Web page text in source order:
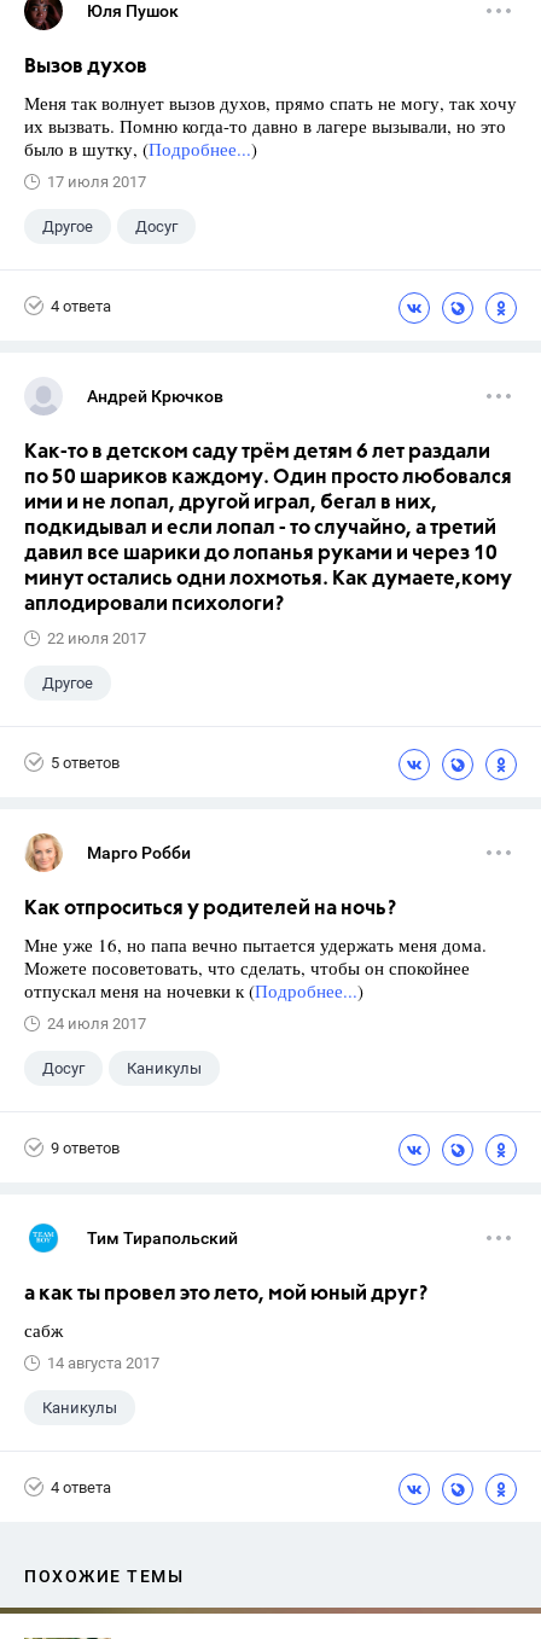
Юля Пушок
Вызов духов
Меня так волнует вызов духов, прямо спать не могу, так хочу
их вызвать. Помню когда-то давно в лагере вызывали, но это
было в шутку, (Подробнее...)
17 июля 2017
Другое Досуг
4 ответа
Андрей Крючков
Как-то в детском саду трём детям 6 лет раздали
по 50 шариков каждому. Один просто любовался
ими и не лопал, другой играл, бегал в них,
подкидывал и если лопал - то случайно, а третий
давил все шарики до лопанья руками и через 10
минут остались одни лохмотья. Как думаете,кому
аплодировали психологи?
22 июля 2017
Другое
5 ответов
Марго Робби
Как отпроситься у родителей на ночь?
Мне уже 16, но папа вечно пытается удержать меня дома.
Можете посоветовать, что сделать, чтобы он спокойнее
отпускал меня на ночевки к (Подробнее...)
24 июля 2017
Досуг Каникулы
9 ответов
Тим Тирапольский
а как ты провел это лето, мой юный друг?
сабж
14 августа 2017
Каникулы
4 ответа
ПОХОЖИЕ ТЕМЫ